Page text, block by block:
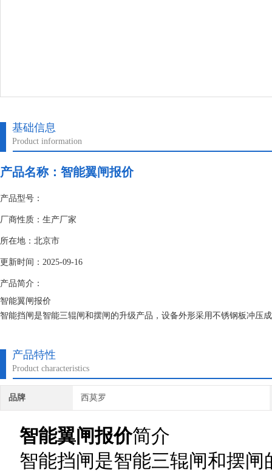
基础信息
Product information
产品名称： 智能翼闸报价
产品型号：
厂商性质：生产厂家
所在地：北京市
更新时间：2025-09-16
产品简介：
智能翼闸报价
智能挡闸是智能三辊闸和摆闸的升级产品，设备外形采用不锈钢板冲压
1.产品介绍
◇结构：整个产品外形板材采用304不锈钢
产品特性
Product characteristics
品牌 西莫罗
智能翼闸报价简介
智能挡闸是智能三辊闸和摆闸